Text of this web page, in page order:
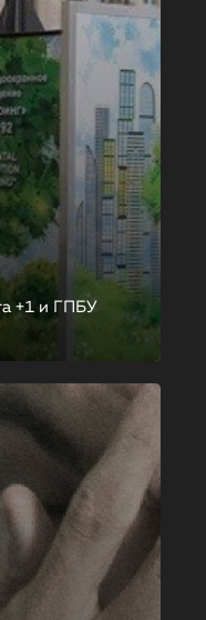
+1 и ГПБУ